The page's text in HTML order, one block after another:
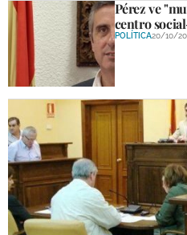
Pérez ve
centro
POLÍTICA20/10/